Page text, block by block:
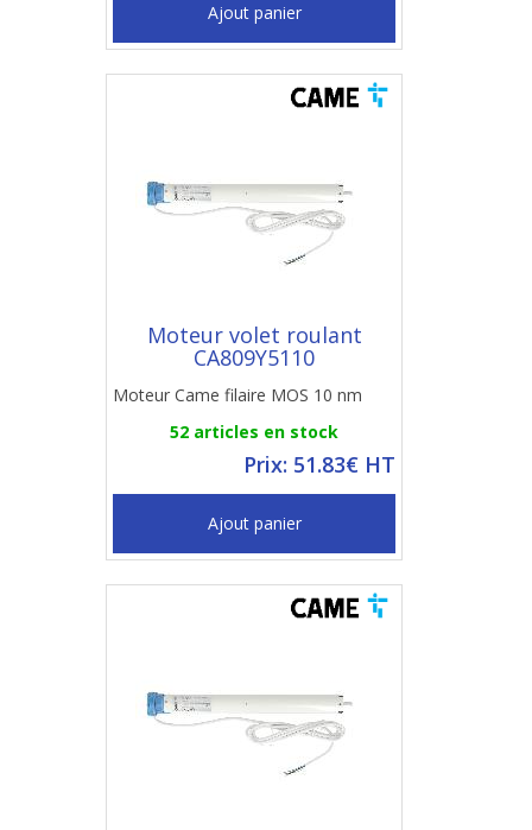
Ajout panier
Moteur volet roulant
CA809Y5110
Moteur Came filaire MOS 10 nm
52 articles en stock
Prix: 51.83€ HT
Ajout panier